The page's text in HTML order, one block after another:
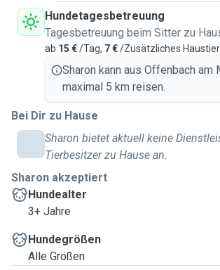
großer Dachterrasse sicher wohl fühlen :)
Idealerweise sollte der Hund daran
zu sein, da ich zwar Erfahrung habe, aber
Hundetrainerin bin.
Bei weiteren Fragen bitte einfach melden!
My name is Sharon, I’m 38 years old, and I
Offenbach.
when it comes to dog sitting 🙂
Hundetagesbetreuung
Tagesbetreuung beim Sitter zu
ab 15 €/Tag, 7 €/Zusätzliches Haustier
Sharon kann aus Offenbach am
maximal 5 km reisen.
Bei Dir zu Hause
Sharon bietet aktuell keine
Tierbesitzer zu Hause an.
Sharon akzeptiert
Hundealter
3+ Jahre
Hundegrößen
Alle Größen